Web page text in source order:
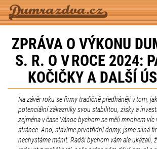
ZPRÁVA O VÝKONU
S. R. O V ROCE 2024:
KOČIČKY A DALŠÍ
Na závěr roku se firmy tradičně předhánějí v tom,
potenciální zákazníky svou stabilitou, zisky a
zejména v čase Vánoc bychom se měli mnohem
stránce. Ano, stavíme prvotřídní domy, jsme silná
nechystáme měnit. Radši bychom vám ale ukázali,